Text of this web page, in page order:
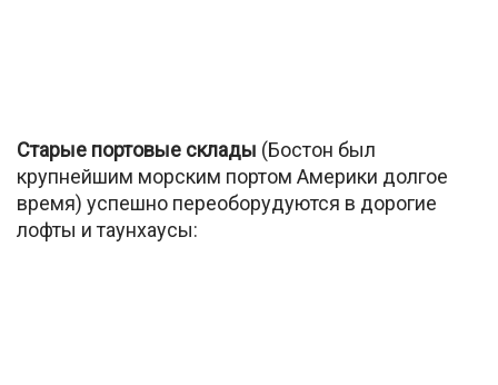
Старые портовые склады (Бостон был
крупнейшим морским портом Америки долгое
время) успешно переоборудуются в дорогие
лофты и таунхаусы: